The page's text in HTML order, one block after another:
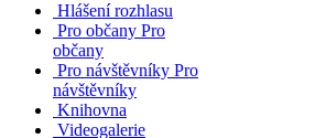
Hlášení rozhlasu
Pro občany Pro
občany
Pro návštěvníky Pro
návštěvníky
Knihovna
Videogalerie